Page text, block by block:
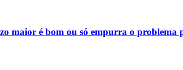
maior é bom ou só empurra o problema